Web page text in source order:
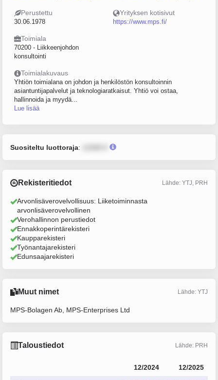
Perustettu
30.06.1978
Yrityksen kotisivut
https://www.mps.fi/
Toimiala
70200 - Liikkeenjohdon
konsultointi
Toimialakuvaus
Yhtiön toimialana on johdon ja henkilöstön konsultoinnin
asiantuntijapalvelut ja teknologiaratkaisut. Yhtiö voi ostaa,
hallinnoida ja myydä...
Lue lisää
Suositeltu luottoraja:
Rekisteritiedot Lähde: YTJ, PRH
Arvonlisäverovelvollisuus: Liiketoiminnasta
arvonlisäverovelvollinen
Verohallinnon perustiedot
Ennakkoperintärekisteri
Kaupparekisteri
Työnantajarekisteri
Edunsaajarekisteri
Muut nimet Lähde: YTJ
MPS-Bolagen Ab, MPS-Enterprises Ltd
Taloustiedot Lähde: PRH
12/2024 12/2025